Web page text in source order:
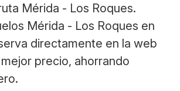
Mérida - Los Roques.
Mérida - Los Roques en
directamente en la web
precio, ahorrando